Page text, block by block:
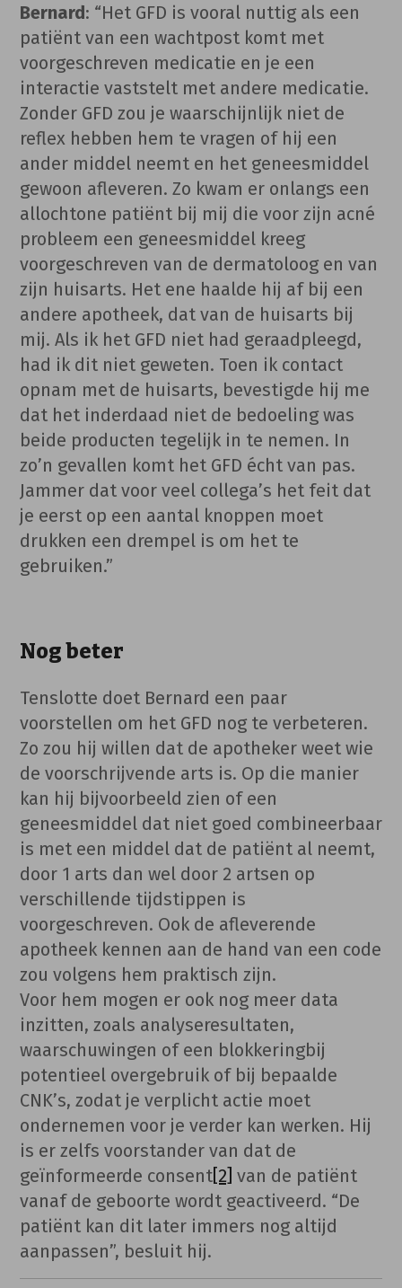
Bernard: “Het GFD is vooral nuttig als een
patiënt van een wachtpost komt met
voorgeschreven medicatie en je een
interactie vaststelt met andere medicatie.
Zonder GFD zou je waarschijnlijk niet de
reflex hebben hem te vragen of hij een
ander middel neemt en het geneesmiddel
gewoon afleveren. Zo kwam er onlangs een
allochtone patiënt bij mij die voor zijn acné
probleem een geneesmiddel kreeg
voorgeschreven van de dermatoloog en van
zijn huisarts. Het ene haalde hij af bij een
andere apotheek, dat van de huisarts bij
mij. Als ik het GFD niet had geraadpleegd,
had ik dit niet geweten. Toen ik contact
opnam met de huisarts, bevestigde hij me
dat het inderdaad niet de bedoeling was
beide producten tegelijk in te nemen. In
zo’n gevallen komt het GFD écht van pas.
Jammer dat voor veel collega’s het feit dat
je eerst op een aantal knoppen moet
drukken een drempel is om het te
gebruiken.”
Nog beter
Tenslotte doet Bernard een paar
voorstellen om het GFD nog te verbeteren.
Zo zou hij willen dat de apotheker weet wie
de voorschrijvende arts is. Op die manier
kan hij bijvoorbeeld zien of een
geneesmiddel dat niet goed combineerbaar
is met een middel dat de patiënt al neemt,
door 1 arts dan wel door 2 artsen op
verschillende tijdstippen is
voorgeschreven. Ook de afleverende
apotheek kennen aan de hand van een code
zou volgens hem praktisch zijn.
Voor hem mogen er ook nog meer data
inzitten, zoals analyseresultaten,
waarschuwingen of een blokkeringbij
potentieel overgebruik of bij bepaalde
CNK’s, zodat je verplicht actie moet
ondernemen voor je verder kan werken. Hij
is er zelfs voorstander van dat de
geïnformeerde consent[2] van de patiënt
vanaf de geboorte wordt geactiveerd. “De
patiënt kan dit later immers nog altijd
aanpassen”, besluit hij.